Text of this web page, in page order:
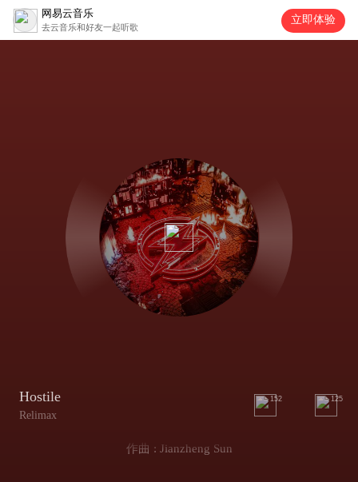
网易云音乐
去云音乐和好友一起听歌
立即体验
Hostile
Relimax
152 125
作曲 : Jianzheng Sun